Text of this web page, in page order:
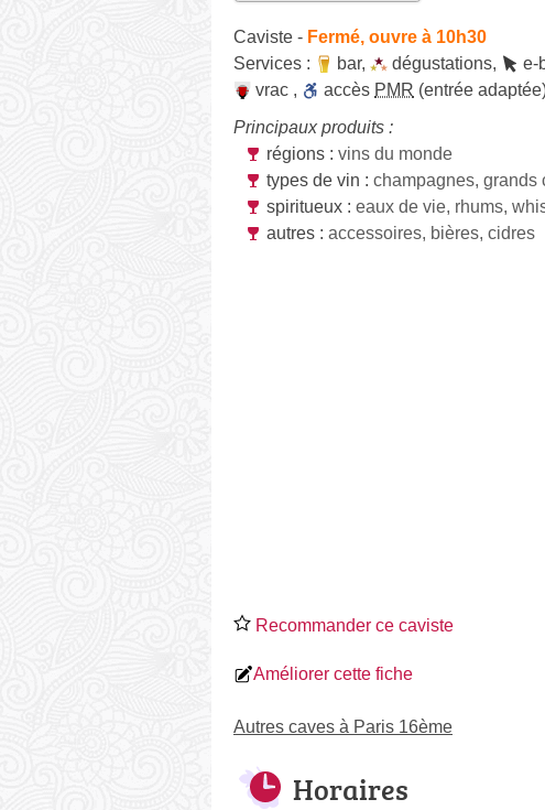
Caviste - Fermé, ouvre à 10h30
Services :
bar, dégustations, e-
vrac , accès PMR (entrée
Principaux produits :
régions : vins du monde
types de vin : champagnes, grands
spiritueux : eaux de vie, rhums,
autres : accessoires, bières, cidres
Recommander ce caviste
Améliorer cette fiche
Autres caves à Paris 16ème
Horaires